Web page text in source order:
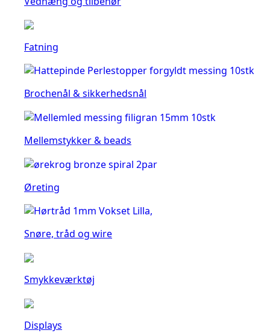
Fatning
Brochenål & sikkerhedsnål
Mellemstykker & beads
Øreting
Snøre, tråd og wire
Smykkeværktøj
Displays